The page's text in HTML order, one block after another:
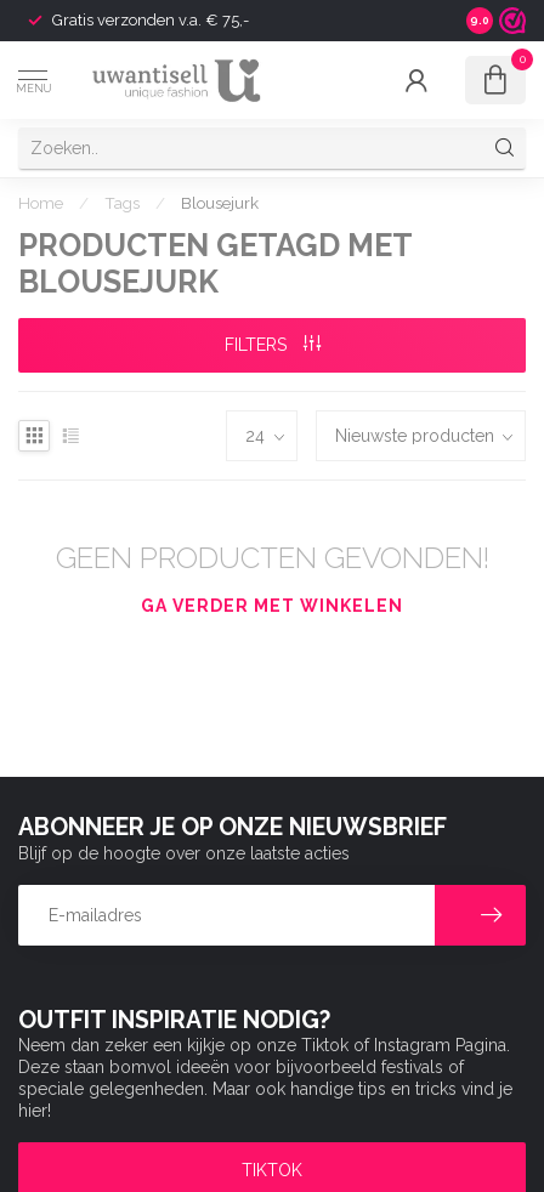
Gratis verzonden v.a. € 75,- Shipping
9.0
MENU
0
Home / Tags / Blousejurk
PRODUCTEN GETAGD MET
BLOUSEJURK
FILTERS
GEEN PRODUCTEN GEVONDEN!
GA VERDER MET WINKELEN
OUTFIT INSPIRATIE NODIG?
Neem dan zeker een kijkje op onze Tiktok of Instagram Pagina.
Deze staan bomvol ideeën voor bijvoorbeeld festivals of
speciale gelegenheden. Maar ook handige tips en tricks vind je
hier!
TIKTOK
ABONNEER JE OP ONZE NIEUWSBRIEF
Blijf op de hoogte over onze laatste acties